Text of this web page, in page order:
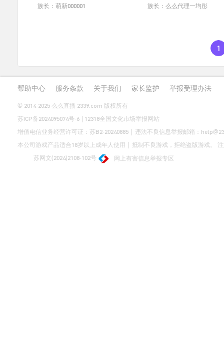
族长： 萌新000001 族长： 么么代理一均彤
1
帮助中心 服务条款 关于我们 家长监护 举报受理办法
© 2014-2025 么么直播 2339.com 版权所有
苏ICP备2024095074号-6
12318全国文化市场举报网站
增值电信业务经营许可证： 苏B2-20240885
| 违法不良信息举报邮箱：
本公司游戏产品适合18岁以上成年人使用 | 抵制不良游戏，拒绝盗版游戏。
苏网文(2024)2108-102号
网上有害信息举报专区